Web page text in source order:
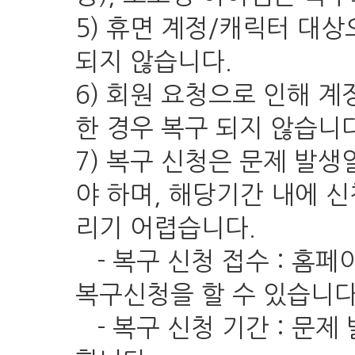
5) 휴면 계정/캐릭터 대상
되지 않습니다.
6) 회원 요청으로 인해 계
한 경우 복구 되지 않습니
7) 복구 신청은 문제 발생
야 하며, 해당기간 내에
리기 어렵습니다.
- 복구 신청 접수 : 홈페
복구신청을 할 수 있습니
- 복구 신청 기간 : 문제